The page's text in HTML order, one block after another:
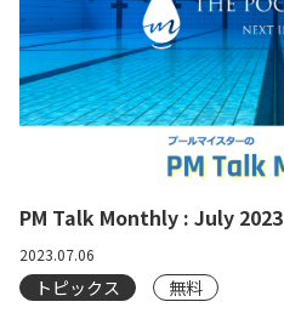
PM Talk Monthly : July 2023
2023.07.06
トピックス 無料